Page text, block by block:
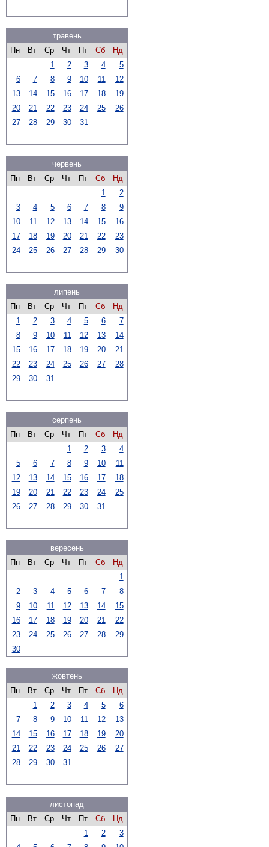
травень
Пн
Вт Ср Чт Пт Сб
Нд
1
2 3 4
5
6
7 8 9 10 11
12
13
14 15 16 17 18
19
20
21 22 23 24 25
26
27
28 29 30 31
червень
Пн
Вт Ср Чт Пт Сб
Нд
1
2
3
4 5 6 7 8
9
10
11 12 13 14 15
16
17
18 19 20 21 22
23
24
25 26 27 28 29 30
липень
Пн
Вт Ср Чт Пт Сб
Нд
1
2 3 4 5 6
7
8
9 10 11 12 13
14
15
16 17 18 19 20
21
22
23 24 25 26 27
28
29
30 31
серпень
Пн
Вт Ср Чт Пт Сб
Нд
1
2 3
4
5
6 7 8 9 10
11
12
13 14 15 16 17
18
19
20 21 22 23 24
25
26
27 28 29 30 31
вересень
Пн
Вт Ср Чт Пт Сб
Нд
1
2
3 4 5 6 7
8
9
10 11 12 13 14
15
16
17 18 19 20 21
22
23
24 25 26 27 28
29
30
жовтень
Пн
Вт Ср Чт Пт Сб
Нд
1
2 3 4 5
6
7
8 9 10 11 12
13
14
15 16 17 18 19
20
21
22 23 24 25 26
27
28
29 30 31
листопад
Пн
Вт Ср Чт Пт Сб
Нд
1
2
3